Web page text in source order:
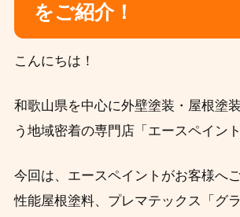
をご紹介！
こんにちは！
和歌山県を中心に外壁塗装・屋根塗
う地域密着の専門店「エースペイント
今回は、エースペイントがお客様へ
性能屋根塗料、プレマテックス「グ